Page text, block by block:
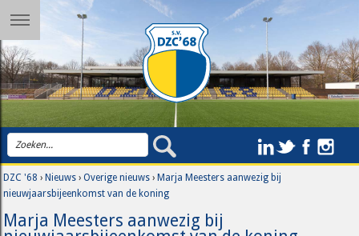
DZC '68 ›Nieuws ›Overige nieuws ›Marja Meesters aanwezig bij
nieuwjaarsbijeenkomst van de koning
Marja Meesters aanwezig bij